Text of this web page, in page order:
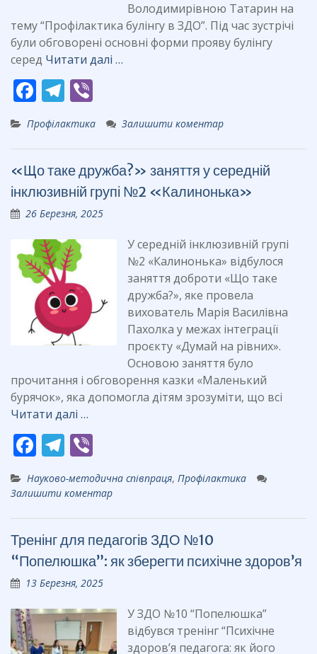
Володимирівною Татарин на
тему “Профілактика булінгу в ЗДО”. Під час зустрічі
були обговорені основні форми прояву булінгу
серед Читати далі …
F
ac
e
b
o
o
k
T
e
gr
a
m
er
Профілактика Залишити коментар
«Що таке дружба?» заняття у середній
інклюзивній групі №2 «Калинонька»
26 Березня, 2025
У середній інклюзивній групі
№2 «Калинонька» відбулося
заняття доброти «Що таке
дружба?», яке провела
вихователь Марія Василівна
Пахолка у межах інтеграції
проєкту «Думай на рівних».
Основою заняття було
прочитання і обговорення казки «Маленький
бурячок», яка допомогла дітям зрозуміти, що всі
Читати далі …
F
e
b
o
o
k
T
e
gr
a
m
b
er
Науково-методична співпраця, Профілактика
Залишити коментар
Тренінг для педагогів ЗДО №10
“Попелюшка”: як зберегти психічне здоров’я
13 Березня, 2025
У ЗДО №10 “Попелюшка”
відбувся тренінг “Психічне
здоров’я педагога: як його